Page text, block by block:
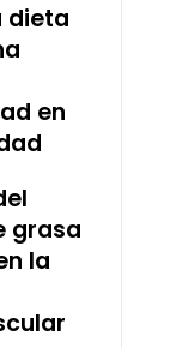
dieta
en
grasa
la